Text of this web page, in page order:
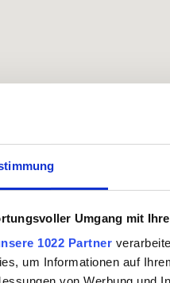
Umgang mit
1022 Partner
um Informationen auf